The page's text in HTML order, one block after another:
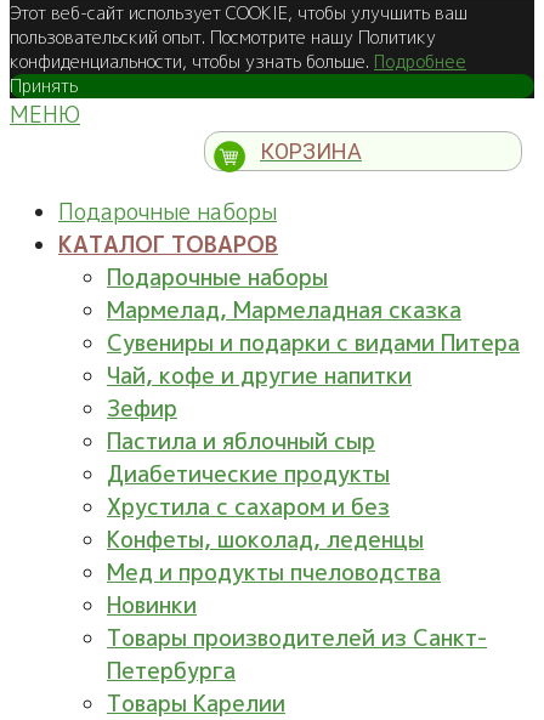
Этот веб-сайт использует COOKIE, чтобы улучшить ваш
пользовательский опыт. Посмотрите нашу Политику
конфиденциальности, чтобы узнать больше. Подробнее
Принять
МЕНЮ
КОРЗИНА
Подарочные наборы
КАТАЛОГ ТОВАРОВ
Подарочные наборы
Мармелад, Мармеладная сказка
Сувениры и подарки с видами Питера
Чай, кофе и другие напитки
Зефир
Пастила и яблочный сыр
Диабетические продукты
Хрустила с сахаром и без
Конфеты, шоколад, леденцы
Мед и продукты пчеловодства
Новинки
Товары производителей из Санкт-
Петербурга
Товары Карелии